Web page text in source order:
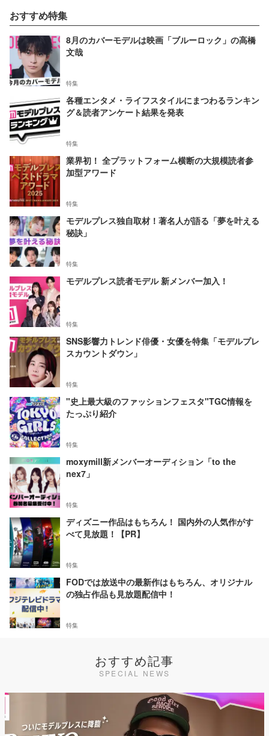
おすすめ特集
8月のカバーモデルは映画「ブルーロック」の高橋
文哉
特集
各種エンタメ・ライフスタイルにまつわるランキン
グ＆読者アンケート結果を発表
特集
業界初！ 全プラットフォーム横断の大規模読者参
加型アワード
特集
モデルプレス独自取材！著名人が語る「夢を叶える
秘訣」
特集
モデルプレス読者モデル 新メンバー加入！
特集
SNS影響力トレンド俳優・女優を特集「モデルプレ
スカウントダウン」
特集
"史上最大級のファッションフェスタ"TGC情報を
たっぷり紹介
特集
moxymill新メンバーオーディション「to the
nex7」
特集
ディズニー作品はもちろん！ 国内外の人気作がす
べて見放題！【PR】
特集
FODでは放送中の最新作はもちろん、オリジナル
の独占作品も見放題配信中！
特集
おすすめ記事
SPECIAL NEWS